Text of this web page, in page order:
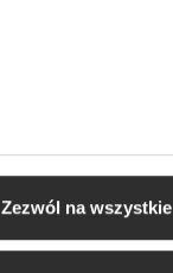
Zezwól na wszystkie